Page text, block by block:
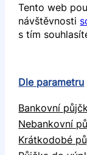
Tento web
návštěvnosti
s tím
Dle parametru
Bankovní
Nebankovní
Krátkodobé